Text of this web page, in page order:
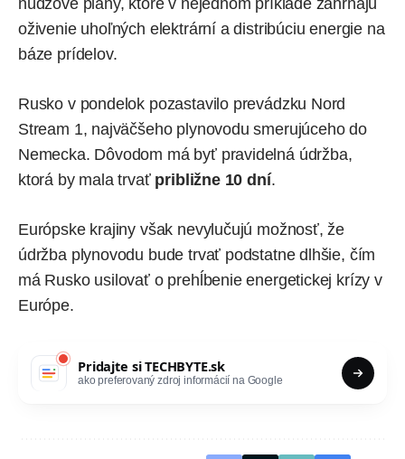
oživenie uhoľných elektrární a distribúciu energie na
báze prídelov.
Rusko v pondelok pozastavilo prevádzku Nord
Stream 1, najväčšeho plynovodu smerujúceho do
Nemecka. Dôvodom má byť pravidelná údržba,
ktorá by mala trvaťpribližne 10 dní.
Európske krajiny však nevylučujú možnosť, že
údržba plynovodu bude trvať podstatne dlhšie, čím
má Rusko usilovať o prehĺbenie energetickej krízy v
Európe.
Pridajte siTECHBYTE.sk
ako preferovaný zdroj informácií na Google